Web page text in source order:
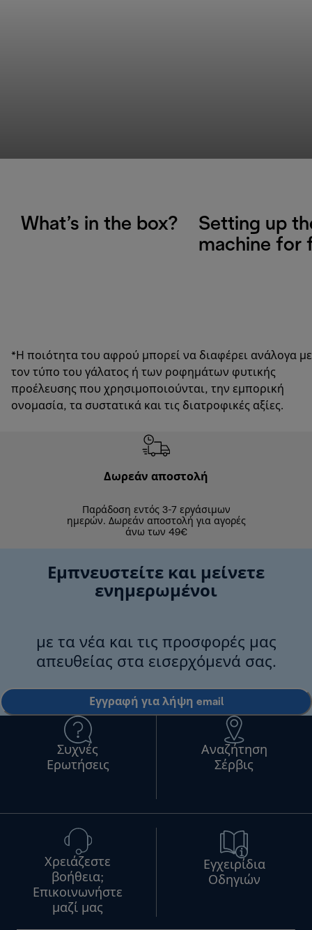
What’s in the box?
Setting up
machine for
*Η ποιότητα του αφρού μπορεί να διαφέρει ανάλογα με
τον τύπο του γάλατος ή των ροφημάτων φυτικής
προέλευσης που χρησιμοποιούνται, την εμπορική
ονομασία, τα συστατικά και τις διατροφικές αξίες.
Δωρεάν αποστολή
Παράδοση εντός 3-7 εργάσιμων
ημερών. Δωρεάν αποστολή για αγορές
άνω των 49€
Εμπνευστείτε και μείνετε
ενημερωμένοι
με τα νέα και τις προσφορές μας
απευθείας στα εισερχόμενά σας.
Εγγραφή για λήψη email
Συχνές
Ερωτήσεις
Αναζήτηση
Σέρβις
Χρειάζεστε
βοήθεια;
Επικοινωνήστε
μαζί μας
Εγχειρίδια
Οδηγιών